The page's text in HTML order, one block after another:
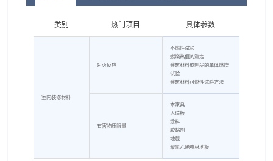
类别 热门项目 具体参数
室内装修材料
对火反应
不燃性试验
燃烧热值的测定
建筑材料或制品的单体燃烧
试验
建筑材料可燃性试验方法
有害物质限量
木家具
人造板
涂料
胶黏剂
地毯
聚氯乙烯卷材地板